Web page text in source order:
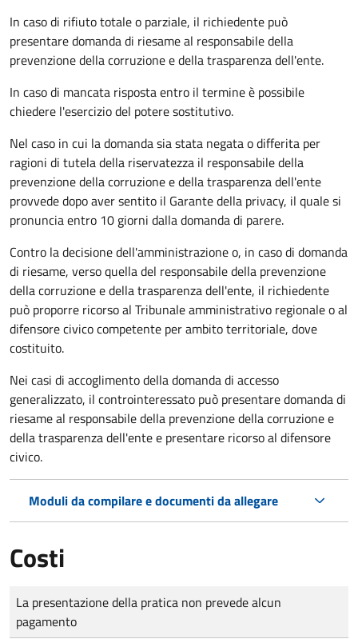
In caso di rifiuto totale o parziale, il richiedente può
presentare domanda di riesame al responsabile della
prevenzione della corruzione e della trasparenza dell'ente.
In caso di mancata risposta entro il termine è possibile
chiedere l'esercizio del potere sostitutivo.
Nel caso in cui la domanda sia stata negata o differita per
ragioni di tutela della riservatezza il responsabile della
prevenzione della corruzione e della trasparenza dell'ente
provvede dopo aver sentito il Garante della privacy, il quale si
pronuncia entro 10 giorni dalla domanda di parere.
Contro la decisione dell'amministrazione o, in caso di domanda
di riesame, verso quella del responsabile della prevenzione
della corruzione e della trasparenza dell'ente, il richiedente
può proporre ricorso al Tribunale amministrativo regionale o al
difensore civico competente per ambito territoriale, dove
costituito.
Nei casi di accoglimento della domanda di accesso
generalizzato, il controinteressato può presentare domanda di
riesame al responsabile della prevenzione della corruzione e
della trasparenza dell'ente e presentare ricorso al difensore
civico.
Moduli da compilare e documenti da allegare
Costi
Tipo di pagamento
Importo
La presentazione della pratica non prevede alcun
pagamento